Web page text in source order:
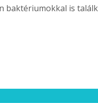
baktériumokkal is